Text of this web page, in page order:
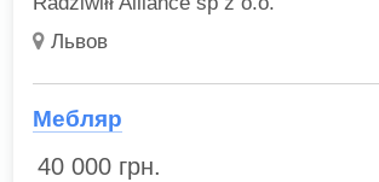
Львов
Мебляр
40 000 грн.